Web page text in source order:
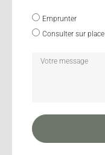
Emprunter
Consulter sur place